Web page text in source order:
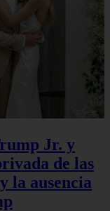
Jr. y
de las
la ausencia